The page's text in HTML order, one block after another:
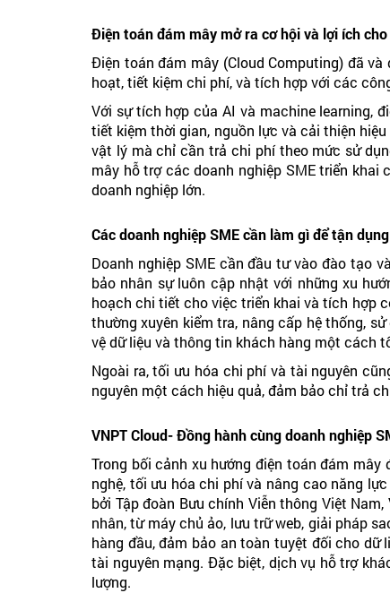
Điện toán đám mây mở ra cơ hội và lợi ích
Điện toán đám mây (Cloud Computing) đã
hoạt, tiết kiệm chi phí, và tích hợp với các
Với sự tích hợp của AI và machine learning,
tiết kiệm thời gian, nguồn lực và cải thiện
vật lý mà chỉ cần trả chi phí theo mức sử
mây hỗ trợ các doanh nghiệp SME triển
doanh nghiệp lớn.
Các doanh nghiệp SME cần làm gì để tận
Doanh nghiệp SME cần đầu tư vào đào tạo
bảo nhân sự luôn cập nhật với những xu
hoạch chi tiết cho việc triển khai và tích hợp
thường xuyên kiểm tra, nâng cấp hệ thống,
vệ dữ liệu và thông tin khách hàng một cách
Ngoài ra, tối ưu hóa chi phí và tài nguyên
nguyên một cách hiệu quả, đảm bảo chỉ trả
VNPT Cloud- Đồng hành cùng doanh nghiệp
Trong bối cảnh xu hướng điện toán đám
nghệ, tối ưu hóa chi phí và nâng cao năng
bởi Tập đoàn Bưu chính Viễn thông Việt
nhân, từ máy chủ ảo, lưu trữ web, giải pháp
hàng đầu, đảm bảo an toàn tuyệt đối cho dữ
tài nguyên mạng. Đặc biệt, dịch vụ hỗ trợ
lượng.